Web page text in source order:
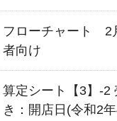
フローチャート 2
者向け
算定シート【3】-2
き：開店日(令和2